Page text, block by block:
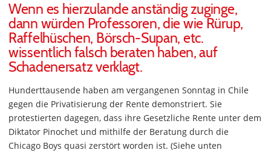
Wenn es hierzulande anständig zuginge,
dann würden Professoren, die wie Rürup,
Raffelhüschen, Börsch-Supan, etc.
wissentlich falsch beraten haben, auf
Schadenersatz verklagt.
Hunderttausende haben am vergangenen Sonntag in Chile
gegen die Privatisierung der Rente demonstriert. Sie
protestierten dagegen, dass ihre Gesetzliche Rente unter dem
Diktator Pinochet und mithilfe der Beratung durch die
Chicago Boys quasi zerstört worden ist. (Siehe unten